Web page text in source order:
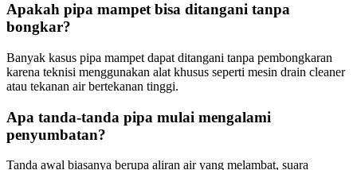
Apakah pipa mampet bisa ditangani tanpa
bongkar?
Banyak kasus pipa mampet dapat ditangani tanpa pembongkaran
karena teknisi menggunakan alat khusus seperti mesin drain cleaner
atau tekanan air bertekanan tinggi.
Apa tanda-tanda pipa mulai mengalami
penyumbatan?
Tanda awal biasanya berupa aliran air yang melambat, suara